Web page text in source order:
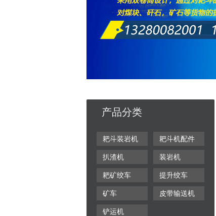
产品分类
耙斗装岩机 耙斗机配件
扒渣机 装岩机
耙矿绞车 提升绞车
矿车 皮带输送机
铲运机